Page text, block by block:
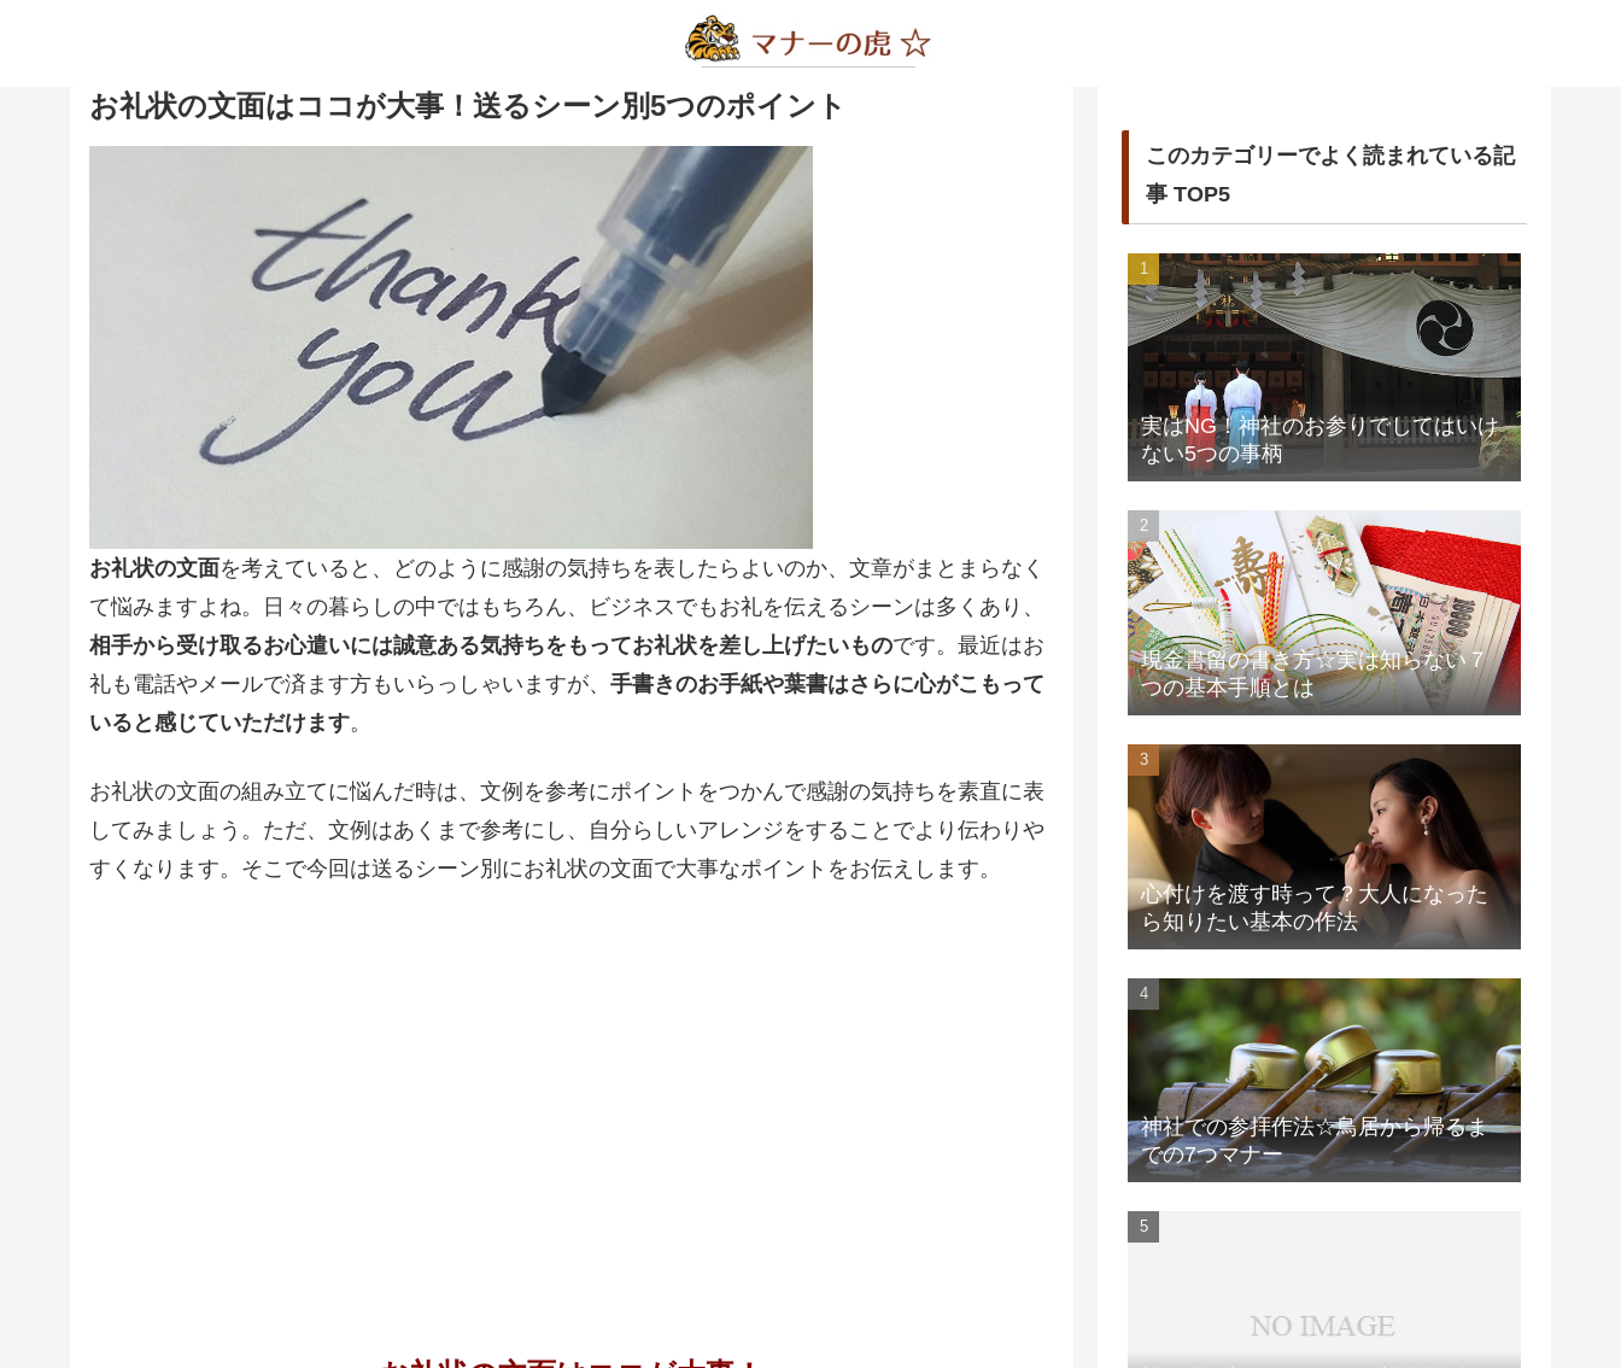
お礼状の文面はココが大事！送るシーン別5つのポイント
お礼状の文面を考えていると、どのように感謝の気持ちを表したらよいのか、文章がまとまらなく
て悩みますよね。日々の暮らしの中ではもちろん、ビジネスでもお礼を伝えるシーンは多くあり、
相手から受け取るお心遣いには誠意ある気持ちをもってお礼状を差し上げたいものです。最近はお
礼も電話やメールで済ます方もいらっしゃいますが、 手書きのお手紙や葉書はさらに心がこもって
いると感じていただけます。
お礼状の文面の組み立てに悩んだ時は、文例を参考にポイントをつかんで感謝の気持ちを素直に表
してみましょう。ただ、文例はあくまで参考にし、自分らしいアレンジをすることでより伝わりや
すくなります。そこで今回は送るシーン別にお礼状の文面で大事なポイントをお伝えします。
このカテゴリーでよく読まれている記
事 TOP5
実はNG！神社のお参りでしてはいけ
ない5つの事柄
現金書留の書き方☆実は知らない７
つの基本手順とは
心付けを渡す時って？大人になった
ら知りたい基本の作法
神社での参拝作法☆鳥居から帰るま
での7つマナー